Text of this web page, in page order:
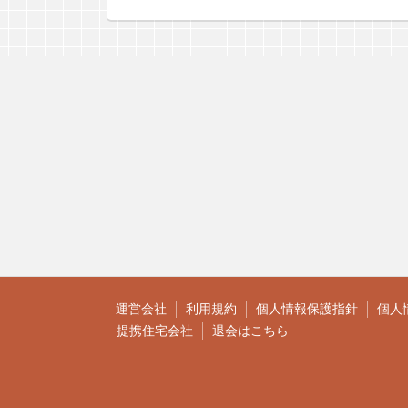
運営会社 利用規約 個人情報保護指針
個人
提携住宅会社
退会はこちら